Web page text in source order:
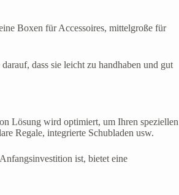
Boxen für Accessoires, mittelgroße für
dass sie leicht zu handhaben und gut
Lösung wird optimiert, um Ihren speziellen
Regale, integrierte Schubladen usw.
ist, bietet eine